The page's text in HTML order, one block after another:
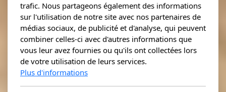
trafic. Nous partageons également des informations
sur l'utilisation de notre site avec nos partenaires de
médias sociaux, de publicité et d'analyse, qui peuvent
combiner celles-ci avec d'autres informations que
vous leur avez fournies ou qu'ils ont collectées lors
de votre utilisation de leurs services.
Plus d'informations